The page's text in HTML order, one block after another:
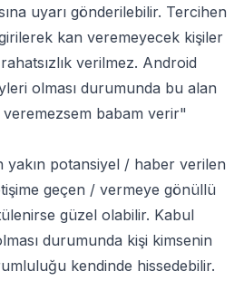
uyarı gönderilebilir. Tercihen
kan veremeyecek kişiler
verilmez. Android
olması durumunda bu alan
veremezsem babam verir"
yakın potansiyel / haber verilen
geçen / vermeye gönüllü
güzel olabilir. Kabul
durumunda kişi kimsenin
kendinde hissedebilir.